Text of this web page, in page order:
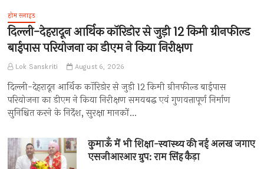
होम स्लाइड
दिल्ली-देहरादून आर्थिक कॉरिडोर से जुड़ी 12 किमी ग्रीनफील्ड
बाईपास परियोजना का डीएम ने किया निरीक्षण
Lok Sanskriti August 6, 2026
दिल्ली-देहरादून आर्थिक कॉरिडोर से जुड़ी 12 किमी ग्रीनफील्ड बाईपास
परियोजना का डीएम ने किया निरीक्षण समयबद्ध एवं गुणवत्तापूर्ण निर्माण
सुनिश्चित करने के निर्देश, सुरक्षा मानकों…
कुमाऊँ में भी शिक्षा-स्वास्थ्य की नई अलख जगाए
एसजीआरआर ग्रुप: राम सिंह कैड़ा